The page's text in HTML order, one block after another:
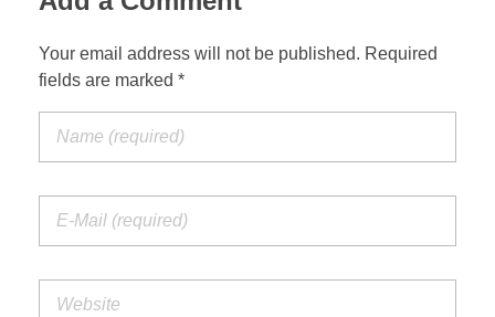
Your email address will not be published. Required
fields are marked *